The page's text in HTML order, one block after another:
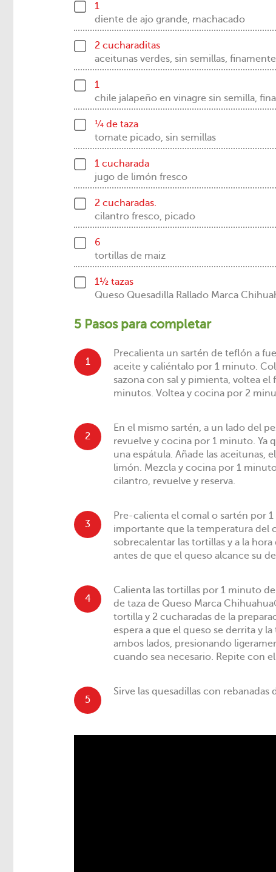
1
diente de ajo grande, machacado
2 cucharaditas
aceitunas verdes, sin semillas,
1
chile jalapeño en vinagre sin semilla,
¼ de taza
tomate picado, sin semillas
1 cucharada
jugo de limón fresco
2 cucharadas.
cilantro fresco, picado
6
tortillas de maiz
1½ tazas
Queso Quesadilla Rallado Marca
5 Pasos para completar
1
Precalienta un sartén de teflón a
aceite y caliéntalo por 1 minuto.
sazona con sal y pimienta, voltea
minutos. Voltea y cocina por 2
2
En el mismo sartén, a un lado del
revuelve y cocina por 1 minuto. Ya
una espátula. Añade las aceitunas,
limón. Mezcla y cocina por 1
cilantro, revuelve y reserva.
3
Pre-calienta el comal o sartén por
importante que la temperatura del
sobrecalentar las tortillas y a la
antes de que el queso alcance su
4
Calienta las tortillas por 1 minuto
de taza de Queso Marca
tortilla y 2 cucharadas de la
espera a que el queso se derrita y
ambos lados, presionando
cuando sea necesario. Repite con
5
Sirve las quesadillas con rebanadas